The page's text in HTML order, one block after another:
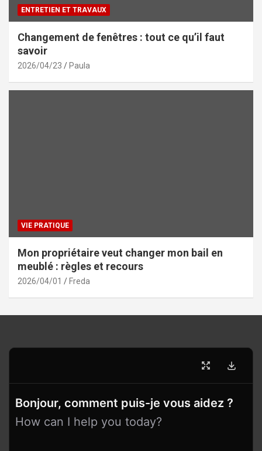
ENTRETIEN ET TRAVAUX
Changement de fenêtres : tout ce qu’il faut
savoir
2026/04/23 Paula
VIE PRATIQUE
Mon propriétaire veut changer mon bail en
meublé : règles et recours
2026/04/01 Freda
Bonjour, comment puis-je vous aidez ?
How can I help you today?